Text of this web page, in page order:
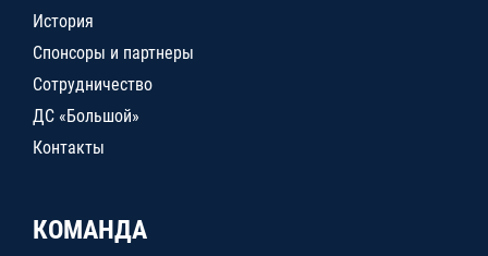
История
Спонсоры и партнеры
Сотрудничество
ДС «Большой»
Контакты
КОМАНДА